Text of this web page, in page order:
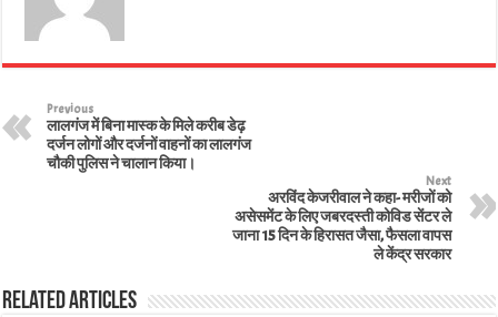
Previous
लालगंज में बिना मास्क के मिले करीब डेढ़
दर्जन लोगों और दर्जनों वाहनों का लालगंज
चौकी पुलिस ने चालान किया।
Next
अरविंद केजरीवाल ने कहा- मरीजों को
असेसमेंट के लिए जबरदस्ती कोविड सेंटर ले
जाना 15 दिन के हिरासत जैसा, फैसला वापस
ले केंद्र सरकार
Related Articles